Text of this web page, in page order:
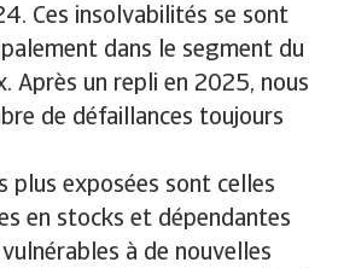
Ces insolvabilités se sont
dans le segment du
Après un repli en 2025, nous
de défaillances toujours
plus exposées sont celles
en stocks et dépendantes
à de nouvelles